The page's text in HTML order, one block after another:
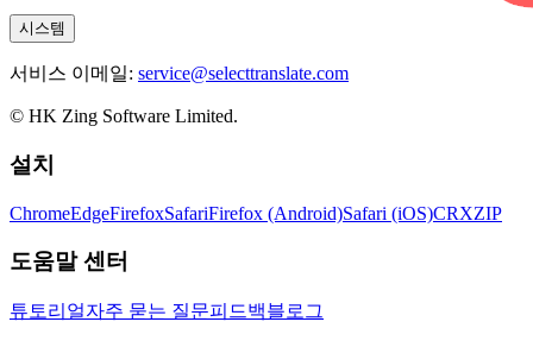
시스템
서비스 이메일: service@selecttranslate.com
© HK Zing Software Limited.
설치
ChromeEdgeFirefoxSafariFirefox (Android)Safari (iOS)CRXZIP
도움말 센터
튜토리얼자주 묻는 질문피드백블로그